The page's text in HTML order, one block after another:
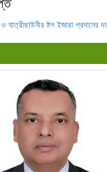
যাত্রীছাউনীর ষ্টল ইজারা প্রদানের